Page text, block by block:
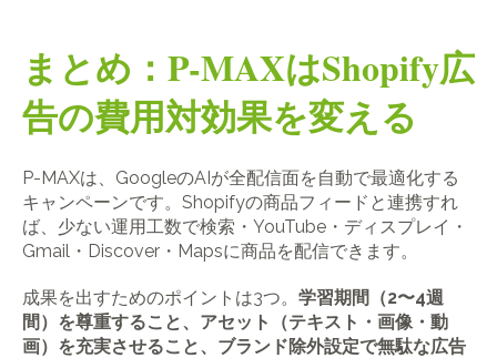
まとめ：P-MAXはShopify広
告の費用対効果を変える
P-MAXは、GoogleのAIが全配信面を自動で最適化する
キャンペーンです。Shopifyの商品フィードと連携すれ
ば、少ない運用工数で検索・YouTube・ディスプレイ・
Gmail・Discover・Mapsに商品を配信できます。
成果を出すためのポイントは3つ。 学習期間（2〜4週
間）を尊重すること、アセット（テキスト・画像・動
画）を充実させること、ブランド除外設定で無駄な広告